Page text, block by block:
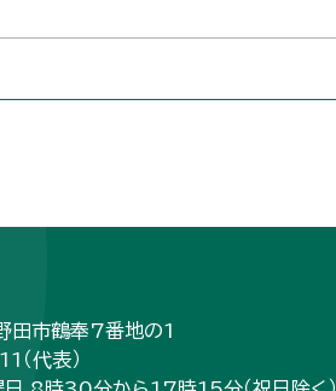
市鶴奉7番地の1
代表）